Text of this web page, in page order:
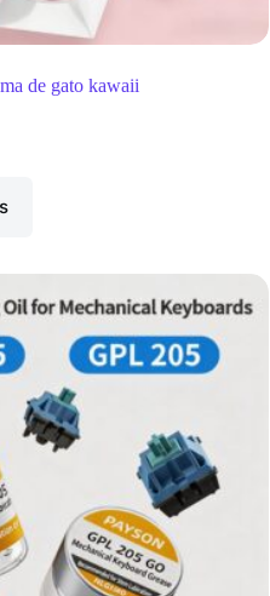
de gato kawaii